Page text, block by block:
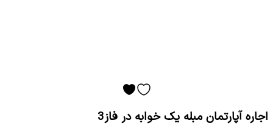
اجاره آپارتمان مبله یک خوابه در فاز3